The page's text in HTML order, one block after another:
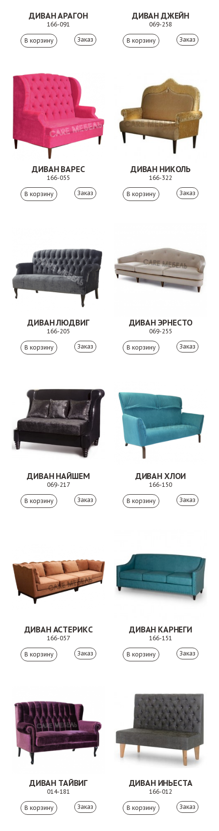
ДИВАН АРАГОН
166-091
Заказ
ДИВАН ДЖЕЙН
069-258
Заказ
ДИВАН ВАРЕС
166-055
Заказ
ДИВАН НИКОЛЬ
166-322
Заказ
ДИВАН ЛЮДВИГ
166-205
Заказ
ДИВАН ЭРНЕСТО
069-255
Заказ
ДИВАН НАЙШЕМ
069-217
Заказ
ДИВАН ХЛОИ
166-150
Заказ
ДИВАН АСТЕРИКС
166-057
Заказ
ДИВАН КАРНЕГИ
166-151
Заказ
ДИВАН ТАЙВИГ
014-181
Заказ
ДИВАН ИНЬЕСТА
166-012
Заказ